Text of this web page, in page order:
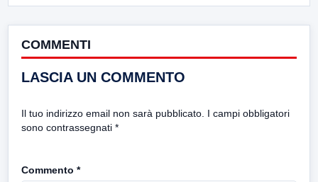
COMMENTI
LASCIA UN COMMENTO
Il tuo indirizzo email non sarà pubblicato. I campi obbligatori
sono contrassegnati *
Commento *